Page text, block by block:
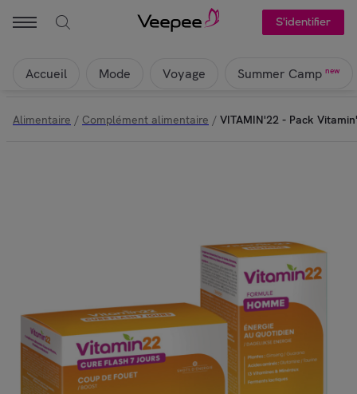
S'identifier
Accueil Mode Voyage Summer Camp new
Alimentaire / Complément alimentaire / VITAMIN'22 - Pack